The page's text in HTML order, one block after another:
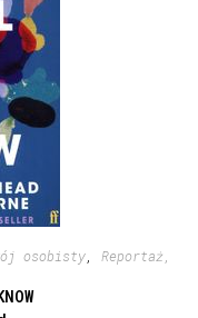
osobisty, Reportaż,